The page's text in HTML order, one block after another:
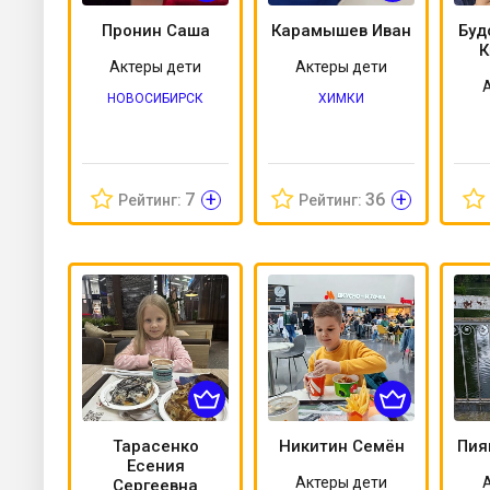
Пронин Саша
Актеры дети
НОВОСИБИРСК
Рейтинг: 7 +
Карамышев Иван
Актеры дети
ХИМКИ
Рейтинг: 36 +
Тарасенко
Есения
Сергеевна
Никитин Семён
Актеры дети